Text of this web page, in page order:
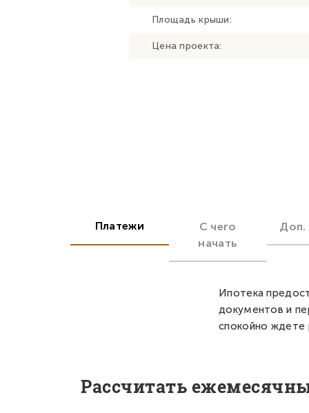
Площадь крыши:
Цена проекта:
Платежи
С чего
начать
Доп.
Ипотека
документов и
спокойно ждете
Рассчитать